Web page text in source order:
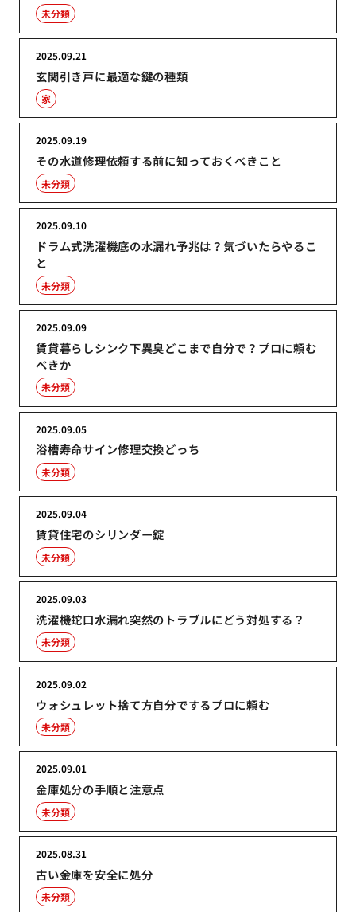
未分類
玄関引き戸に最適な鍵の種類
2025.09.21
家
その水道修理依頼する前に知っておくべきこと
2025.09.19
未分類
ドラム式洗濯機底の水漏れ予兆は？気づいたらやるこ
と
2025.09.10
未分類
賃貸暮らしシンク下異臭どこまで自分で？プロに頼む
べきか
2025.09.09
未分類
浴槽寿命サイン修理交換どっち
2025.09.05
未分類
賃貸住宅のシリンダー錠
2025.09.04
未分類
洗濯機蛇口水漏れ突然のトラブルにどう対処する？
2025.09.03
未分類
ウォシュレット捨て方自分でするプロに頼む
2025.09.02
未分類
金庫処分の手順と注意点
2025.09.01
未分類
古い金庫を安全に処分
2025.08.31
未分類